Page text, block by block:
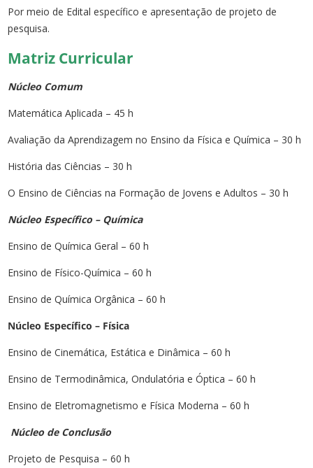
Por meio de Edital específico e apresentação de projeto de
pesquisa.
Matriz Curricular
Núcleo Comum
Matemática Aplicada – 45 h
Avaliação da Aprendizagem no Ensino da Física e Química – 30 h
História das Ciências – 30 h
O Ensino de Ciências na Formação de Jovens e Adultos – 30 h
Núcleo Específico – Química
Ensino de Química Geral – 60 h
Ensino de Físico-Química – 60 h
Ensino de Química Orgânica – 60 h
Núcleo Específico – Física
Ensino de Cinemática, Estática e Dinâmica – 60 h
Ensino de Termodinâmica, Ondulatória e Óptica – 60 h
Ensino de Eletromagnetismo e Física Moderna – 60 h
Núcleo de Conclusão
Projeto de Pesquisa – 60 h